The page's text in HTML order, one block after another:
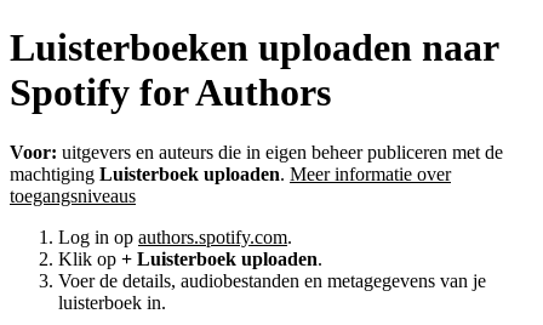
Luisterboeken uploaden naar
Spotify for Authors
Voor: uitgevers en auteurs die in eigen beheer publiceren met de
machtiging Luisterboek uploaden. Meer informatie over
toegangsniveaus
Log in op authors.spotify.com.
Klik op + Luisterboek uploaden.
Voer de details, audiobestanden en metagegevens van je
luisterboek in.